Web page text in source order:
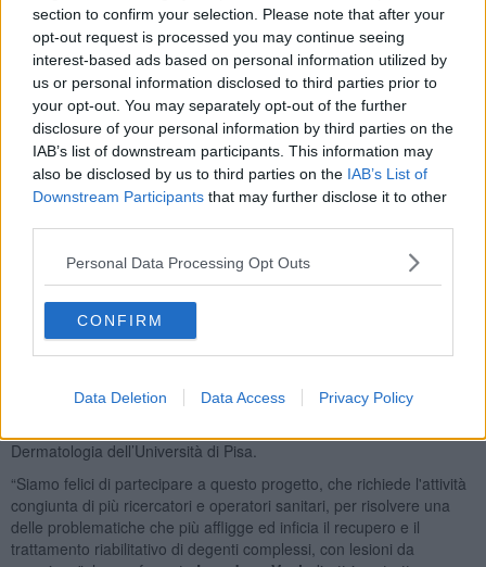
section to confirm your selection. Please note that after your
opt-out request is processed you may continue seeing
interest-based ads based on personal information utilized by
us or personal information disclosed to third parties prior to
your opt-out. You may separately opt-out of the further
disclosure of your personal information by third parties on the
IAB’s list of downstream participants. This information may
also be disclosed by us to third parties on the IAB’s List of
Downstream Participants that may further disclose it to other
Personal Data Processing Opt Outs
CONFIRM
Data Deletion Data Access Privacy Policy
significativo.
“Woundè un progetto articolato e sfidante, caratterizzato da un
approccio fortemente interdisciplinare, che vuole rendere la cura
delle ferite difficili più mirata e personalizzata, quindi più efficace. Ci
attendiamo di poter sviluppare strumenti diagnostici e terapeutici
innovativi e trasferibili nella pratica clinica” ha aggiuntoElisa
Taglione, direttore sanitario del Centro di Riabilitazione Motoria
Inail di Volterra.
Il meeting tecnico, che si è svolto presso l’
della Scuola Sant’Anna, è stato l’occasione per tracciare i prossimi
obiettivo del progetto. Nell’ultimo anno e mezzo infatti, il
Regenerative Technologies Lab dell’Istituto di BioRobotica ha
sviluppato e testato in laboratorio, con successo, alcune tecnologie
quali sistemi di stimolazione ultrasonica ed elettromagnetica
patch intelligentiper terapie innovative, e sistemi di elaborazione
dati utilizzabili per una diagnostica avanzata e quantitativa. Nei
prossimi mesi, si punterà alla traslazione clinica di alcune di queste
tecnologie, grazie al personale del Centro di Riabilitazione Motoria
Dermatologia dell’Università di Pisa.
“Siamo felici di partecipare a questo progetto, che richiede l'attività
congiunta di più ricercatori e operatori sanitari, per risolvere una
delle problematiche che più affligge ed inficia il recupero e il
trattamento riabilitativo di degenti complessi, con lesioni da